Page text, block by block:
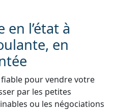
en l’état à
en
pour vendre votre
par les petites
ou les négociations